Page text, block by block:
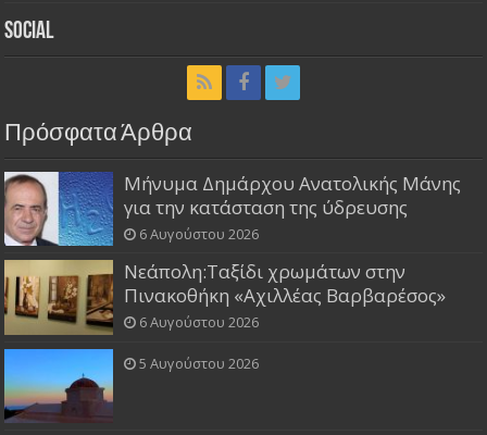
Social
Πρόσφατα Άρθρα
Μήνυμα Δημάρχου Ανατολικής Μάνης
για την κατάσταση της ύδρευσης
6 Αυγούστου 2026
Νεάπολη:Ταξίδι χρωμάτων στην
Πινακοθήκη «Αχιλλέας Βαρβαρέσος»
6 Αυγούστου 2026
5 Αυγούστου 2026